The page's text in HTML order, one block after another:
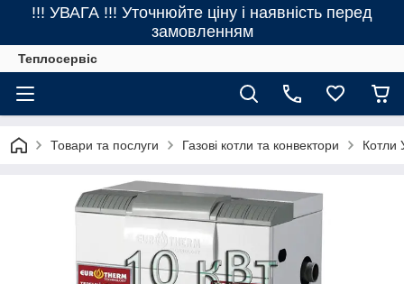
!!! УВАГА !!! Уточнюйте ціну і наявність перед
замовленням
Теплосервіс
Товари та послуги Газові котли та конвектори Котли